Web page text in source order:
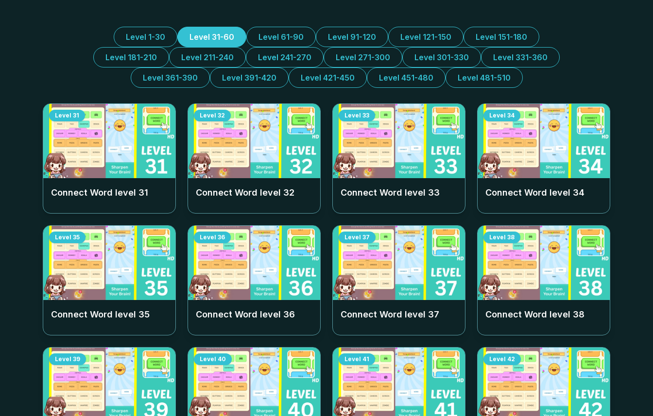
Level 1-30 Level 31-60 Level 61-90 Level 91-120 Level 121-150 Level 151-180
Level 181-210 Level 211-240 Level 241-270 Level 271-300 Level 301-330 Level 331-360
Level 361-390 Level 391-420 Level 421-450 Level 451-480 Level 481-510
Level 31
Connect Word level 31
Level 32
Connect Word level 32
Level 33
Connect Word level 33
Level 34
Connect Word level 34
Level 35
Connect Word level 35
Level 36
Connect Word level 36
Level 37
Connect Word level 37
Level 38
Connect Word level 38
Level 39 Level 40 Level 41 Level 42